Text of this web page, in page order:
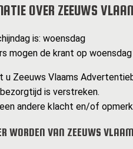
OVER ZEEUWS
is: woensdag
mogen de krant op
u Zeeuws Vlaams
is verstreken.
andere klacht en/of
WORDEN VAN ZEEUWS